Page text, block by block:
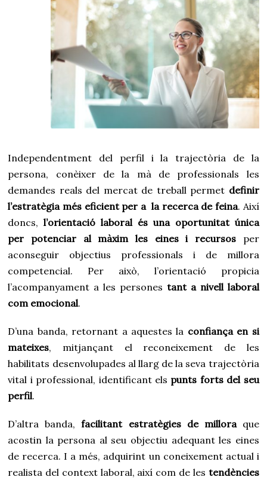
Independentment del perfil i la trajectòria de la
persona, conèixer de la mà de professionals les
demandes reals del mercat de treball permet definir
l’estratègia més eficient per a la recerca de feina. Així
doncs,l’orientació laboral és una oportunitat única
per potenciar al màxim les eines i recursosper
aconseguir objectius professionals i de millora
competencial. Per això, l’orientació propicia
l’acompanyament a les persones tant a nivell laboral
com emocional.
D’una banda, retornant a aquestes la confiança en si
mateixes, mitjançant el reconeixement de les
habilitats desenvolupades al llarg de la seva trajectòria
vital i professional, identificant els punts forts del seu
perfil.
D’altra banda,facilitant estratègies de milloraque
acostin la persona al seu objectiu adequant les eines
de recerca. I a més, adquirint un coneixement actual i
realista del context laboral, així com de les tendències